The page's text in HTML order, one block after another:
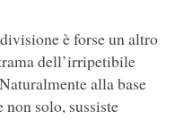
è forse un altro
dell’irripetibile
alla base
solo, sussiste